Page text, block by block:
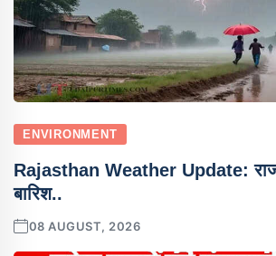
ENVIRONMENT
Rajasthan Weather Update:
बारिश..
08 AUGUST, 2026